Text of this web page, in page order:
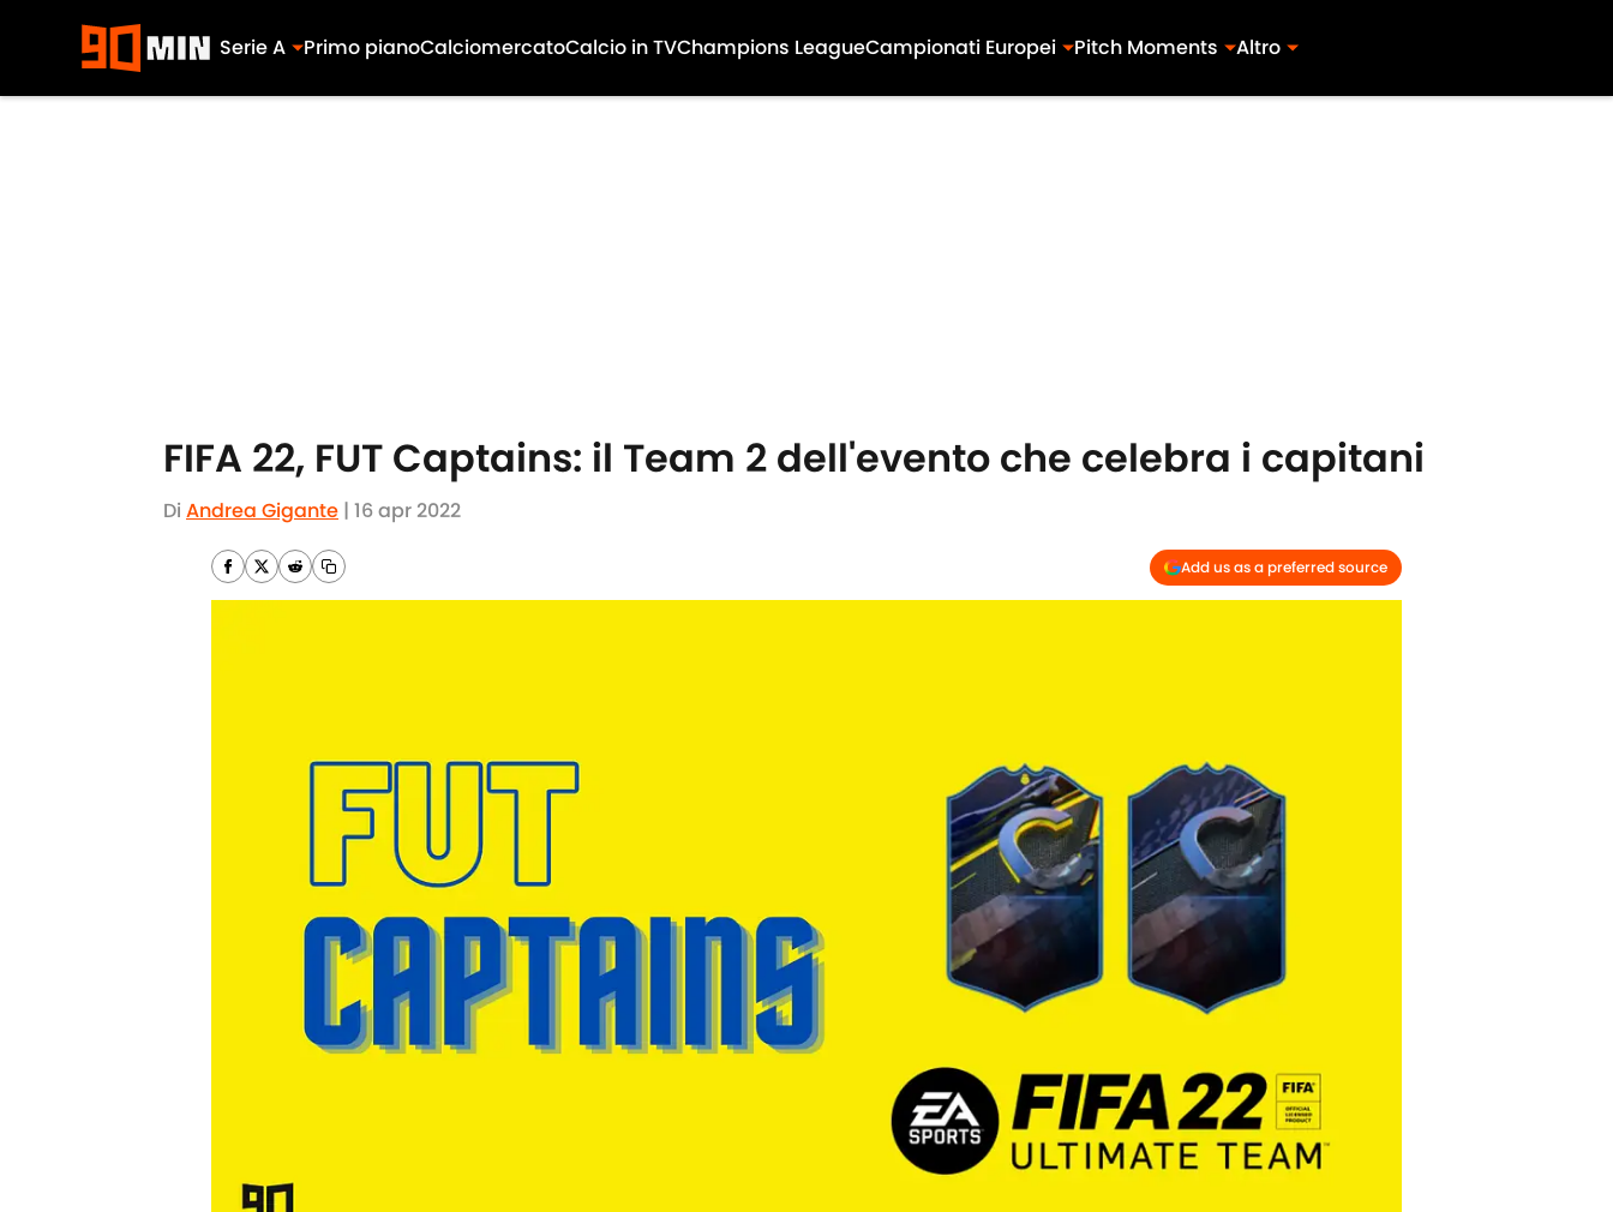
Serie A Primo pianoCalciomercatoCalcio in TVChampions LeagueCampionati Europei Pitch Moments Altro
FIFA 22, FUT Captains: il Team 2 dell'evento che celebra i capitani
Di Andrea Gigante | 16 apr 2022
Add us as a preferred source